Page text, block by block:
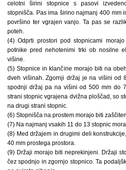
celotni širini stopnice s pasovi
stopnišča. Pas ima širino najmanj 400 mm
površino ter vgrajen vanjo. Ta pas se
poteh.
(4) Odprti prostori pod stopnicami
potnike pred nehotenimi trki ob nosilne
višine.
(5) Stopnice in klančine morajo biti na
dveh višinah. Zgornji držaj je na višini od
spodnji držaj pa na višini od 500 mm do
strani stopnic vgrajena dvižna ploščad, so
na drugi strani stopnic.
(6) Stopnišča na prostem morajo biti
(7) Na najmanj vsakih 11 do 13 stopnic
(8) Med držajem in drugimi deli
40 mm prostega prostora.
(9) Držaji morajo biti neprekinjeni. Držaji
čez spodnjo in zgornjo stopnico. Ta